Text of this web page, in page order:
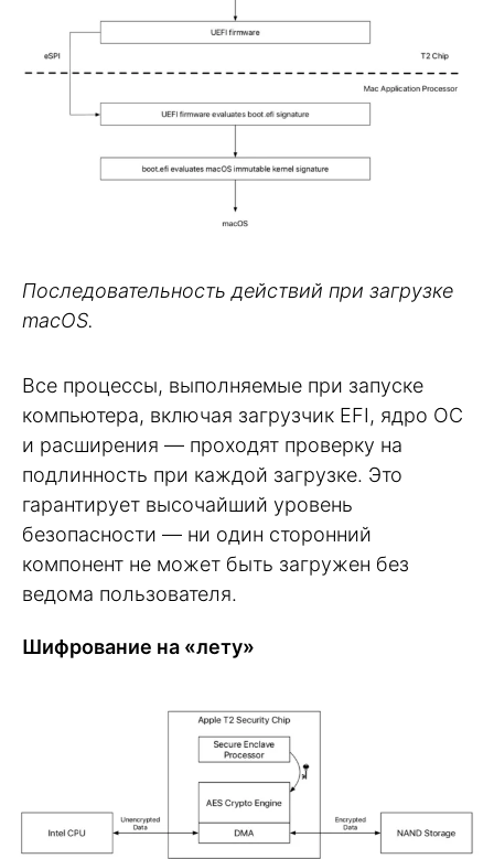
Последовательность действий при загрузке
macOS.
Все процессы, выполняемые при запуске
компьютера, включая загрузчик EFI, ядро ОС
и расширения — проходят проверку на
подлинность при каждой загрузке. Это
гарантирует высочайший уровень
безопасности — ни один сторонний
компонент не может быть загружен без
ведома пользователя.
Шифрование на «лету»